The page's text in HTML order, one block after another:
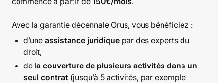
Avec la garantie décennale Orus, vous bénéficiez :
d’une assistance juridique par des experts du
droit,
de la couverture de plusieurs activités dans un
seul contrat (jusqu’à 5 activités, par exemple